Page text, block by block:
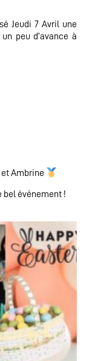
Jeudi 7 Avril une
peu d’avance à
Ambrine
bel événement !